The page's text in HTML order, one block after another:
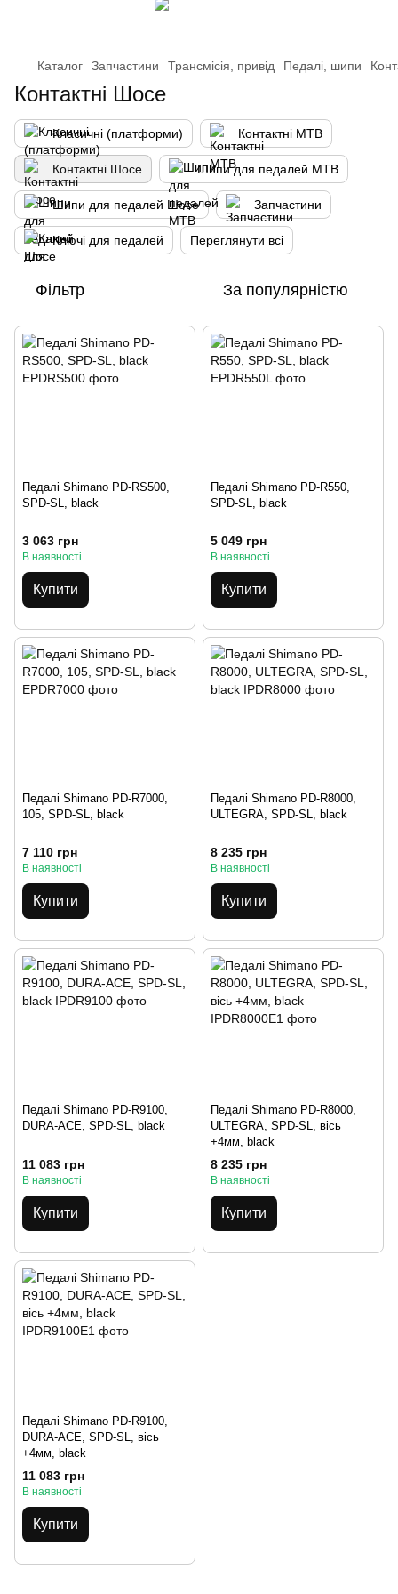
Каталог Запчастини Трансмісія, привід Педалі, шипи
Контактні Шосе
Класичні (платформи) Контактні MTB
Контактні Шосе Шипи для педалей MTB
Шипи для педалей Шосе Запчастини
Ключі для педалей Переглянути всі
Фільтр За популярністю
Педалі Shimano PD-RS500,
SPD-SL, black
3 063 грн
В наявності
Купити
Педалі Shimano PD-R550,
SPD-SL, black
5 049 грн
В наявності
Купити
Педалі Shimano PD-R7000,
105, SPD-SL, black
7 110 грн
В наявності
Купити
Педалі Shimano PD-R8000,
ULTEGRA, SPD-SL, black
8 235 грн
В наявності
Купити
Педалі Shimano PD-R9100,
DURA-ACE, SPD-SL, black
11 083 грн
В наявності
Купити
Педалі Shimano PD-R8000,
ULTEGRA, SPD-SL, вісь
+4мм, black
8 235 грн
В наявності
Купити
Педалі Shimano PD-R9100,
DURA-ACE, SPD-SL, вісь
+4мм, black
11 083 грн
В наявності
Купити